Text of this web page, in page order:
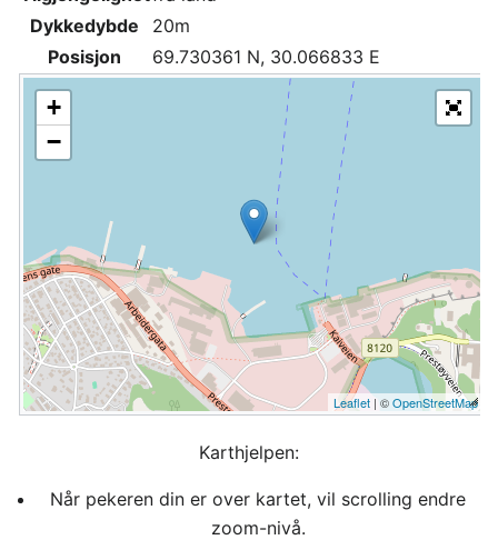
Dykkedybde
20m
Posisjon
69.730361 N, 30.066833 E
+
−
Leaflet | ©OpenStreetMap
Karthjelpen:
Når pekeren din er over kartet, vil scrolling endre
zoom-nivå.